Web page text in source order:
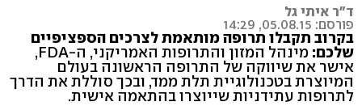
ד"ר איתי גל
פורסם: 05.08.15, 14:29
בקרוב תקבלו תרופה מותאמת לצרכים הספציפיים
שלכם: מינהל המזון והתרופות האמריקני, ה-FDA,
אישר את שיווקה של התרופה הראשונה בעולם
המיוצרת בטכנולוגיית תלת ממד, ובכך סוללת את הדרך
לתרופות עתידניות שייוצרו בהתאמה אישית.